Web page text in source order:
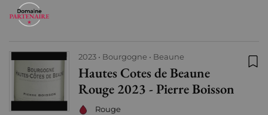
2023 Bourgogne Beaune
Hautes Cotes de Beaune
Rouge 2023 - Pierre Boisson
Rouge